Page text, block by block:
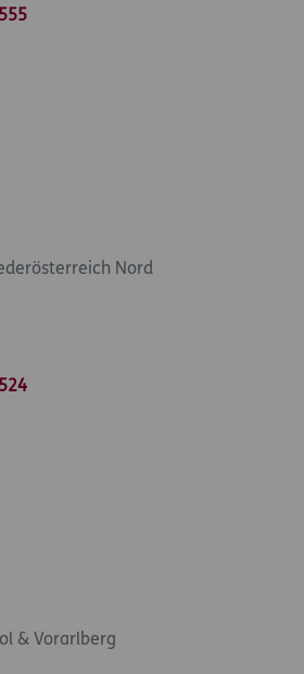
Nord
& Vorarlberg